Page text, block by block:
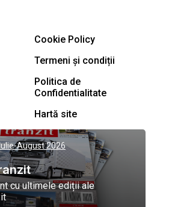
Cookie Policy
Termeni și condiții
Politica de
Confidentialitate
Hartă site
August 2026
cu ultimele ediții ale